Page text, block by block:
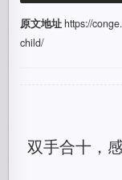
原文地址https://
child/
双手合十，